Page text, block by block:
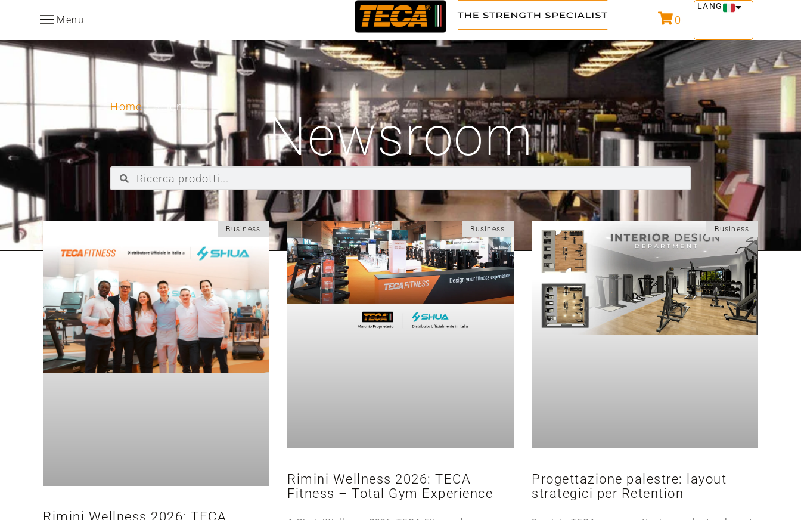
Menu 0
LANG
Home/ Science Newsroom
Business
Rimini Wellness 2026: TECA
Business
Rimini Wellness 2026: TECA
Fitness – Total Gym Experience
Business
Progettazione palestre: layout
strategici per Retention